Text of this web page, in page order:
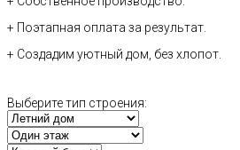
+ Поэтапная оплата за результат.
+ Создадим уютный дом, без хлопот.
Выберите тип строения: